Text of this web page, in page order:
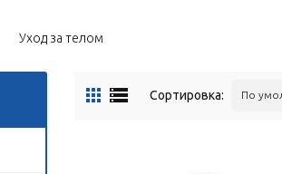
Уход за телом
Сортировка: